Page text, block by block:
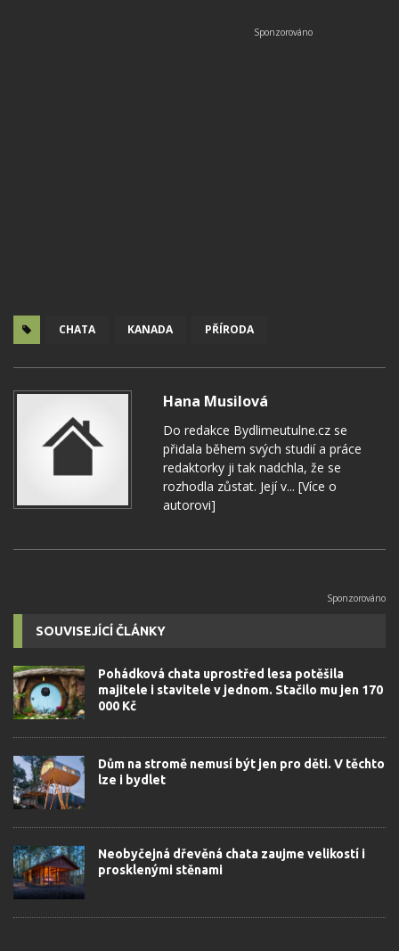
CHATA KANADA PŘÍRODA
Hana Musilová
Do redakce Bydlimeutulne.cz se
přidala během svých studií a práce
redaktorky ji tak nadchla, že se
rozhodla zůstat. Její v... [Více o
autorovi]
SOUVISEJÍCÍ ČLÁNKY
Pohádková chata uprostřed lesa potěšila
majitele i stavitele v jednom. Stačilo mu jen 170
000 Kč
Dům na stromě nemusí být jen pro děti. V těchto
lze i bydlet
Neobyčejná dřevěná chata zaujme velikostí i
prosklenými stěnami